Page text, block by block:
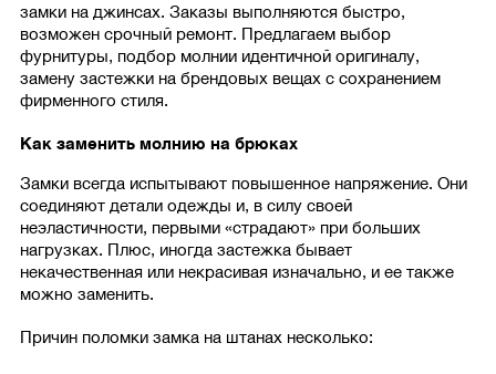
замки на джинсах. Заказы выполняются быстро,
возможен срочный ремонт. Предлагаем выбор
фурнитуры, подбор молнии идентичной оригиналу,
замену застежки на брендовых вещах с сохранением
фирменного стиля.
Как заменить молнию на брюках
Замки всегда испытывают повышенное напряжение. Они
соединяют детали одежды и, в силу своей
неэластичности, первыми «страдают» при больших
нагрузках. Плюс, иногда застежка бывает
некачественная или некрасивая изначально, и ее также
можно заменить.
Причин поломки замка на штанах несколько: